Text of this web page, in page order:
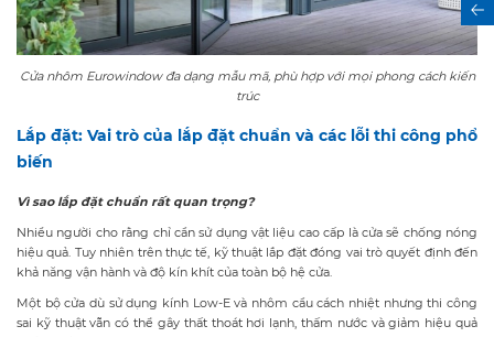
Cửa nhôm Eurowindow đa dạng mẫu mã, phù hợp với mọi phong cách kiến
trúc
Lắp đặt: Vai trò của lắp đặt chuẩn và các lỗi thi công phổ
biến
Vì sao lắp đặt chuẩn rất quan trọng?
Nhiều người cho rằng chỉ cần sử dụng vật liệu cao cấp là cửa sẽ chống nóng
hiệu quả. Tuy nhiên trên thực tế, kỹ thuật lắp đặt đóng vai trò quyết định đến
khả năng vận hành và độ kín khít của toàn bộ hệ cửa.
Một bộ cửa dù sử dụng kính Low-E và nhôm cầu cách nhiệt nhưng thi công
sai kỹ thuật vẫn có thể gây thất thoát hơi lạnh, thấm nước và giảm hiệu quả